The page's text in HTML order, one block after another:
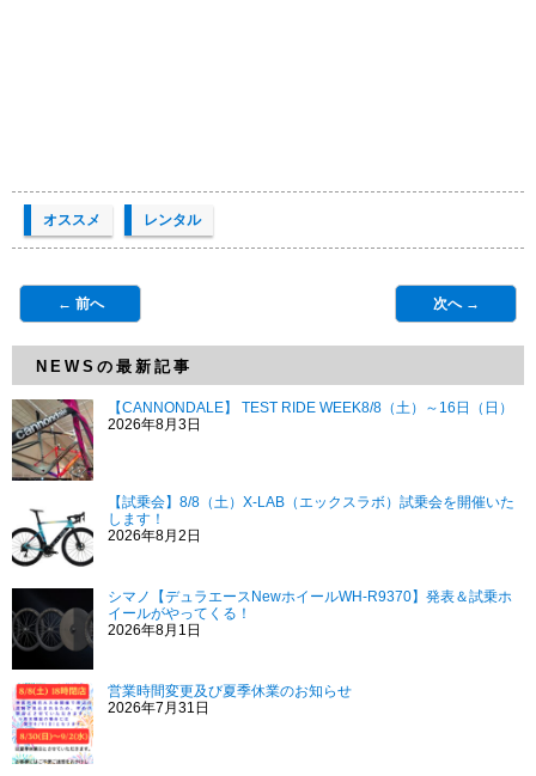
オススメ レンタル
← 前へ 次へ →
NEWSの最新記事
【CANNONDALE】 TEST RIDE WEEK8/8（土）～16日（日）
2026年8月3日
【試乗会】8/8（土）X-LAB（エックスラボ）試乗会を開催いた
します！
2026年8月2日
シマノ【デュラエースNewホイールWH-R9370】発表＆試乗ホ
イールがやってくる！
2026年8月1日
営業時間変更及び夏季休業のお知らせ
2026年7月31日